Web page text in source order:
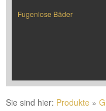
Fugenlose Bäder
Sie sind hier: Produkte »